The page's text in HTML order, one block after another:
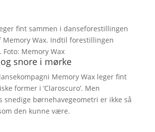
fint sammen i danseforestillingen
Memory Wax. Indtil forestillingen
Memory Wax
snore i mørke
Memory Wax leger fint
former i ’Claroscuro’. Men
snedige børnehavegeometri er ikke så
den kunne være.